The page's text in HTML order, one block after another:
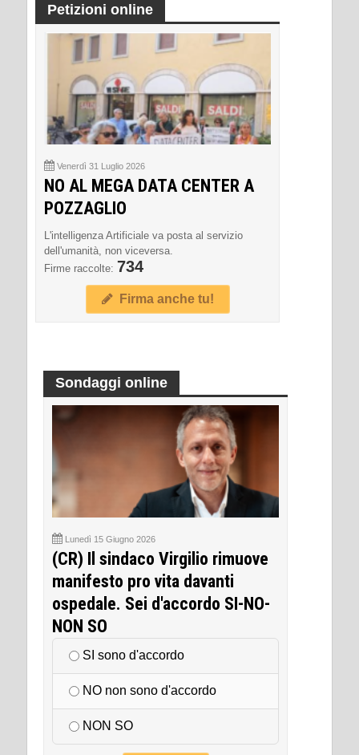
Petizioni online
Venerdì 31 Luglio 2026
NO AL MEGA DATA CENTER A
POZZAGLIO
L'intelligenza Artificiale va posta al servizio
dell'umanità, non viceversa.
Firme raccolte: 734
Firma anche tu!
Sondaggi online
Lunedì 15 Giugno 2026
(CR) Il sindaco Virgilio rimuove
manifesto pro vita davanti
ospedale. Sei d'accordo SI-NO-
NON SO
SI sono d'accordo
NO non sono d'accordo
NON SO